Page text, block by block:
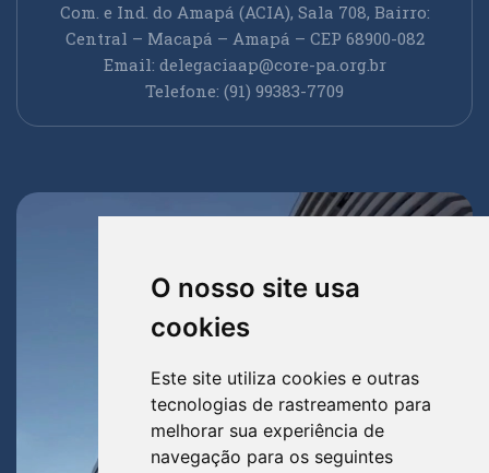
O nosso site usa
cookies
Este site utiliza cookies e outras
tecnologias de rastreamento para
melhorar sua experiência de
navegação para os seguintes
Com. e Ind. do Amapá (ACIA), Sala 708, Bairro:
Central – Macapá – Amapá – CEP 68900-082
Email: delegaciaap@core-pa.org.br
Telefone: (91) 99383-7709